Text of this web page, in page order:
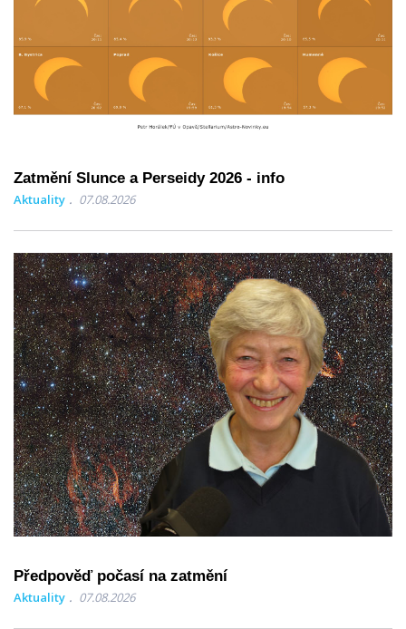
Zatmění Slunce a Perseidy 2026 - info
Aktuality 07.08.2026
Předpověď počasí na zatmění
Aktuality 07.08.2026